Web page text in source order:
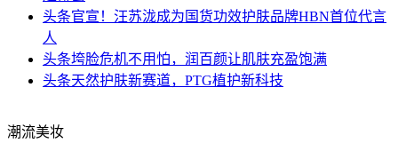
头条官宣！汪苏泷成为国货功效护肤品牌HBN首位代言
人
头条垮脸危机不用怕，润百颜让肌肤充盈饱满
头条天然护肤新赛道，PTG植护新科技
潮流美妆